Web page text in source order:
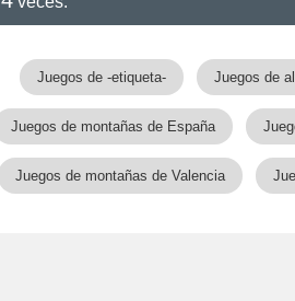
Juegos de -etiqueta- Juegos de
Juegos de montañas de España
Juegos de montañas de Valencia